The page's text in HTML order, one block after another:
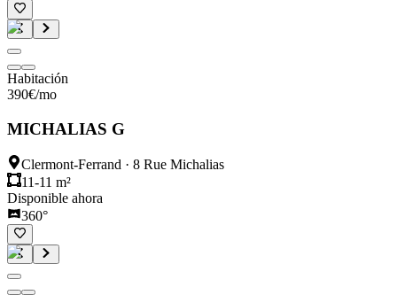
Habitación
390€/mo
MICHALIAS G
Clermont-Ferrand · 8 Rue Michalias
11-11 m²
Disponible ahora
360°